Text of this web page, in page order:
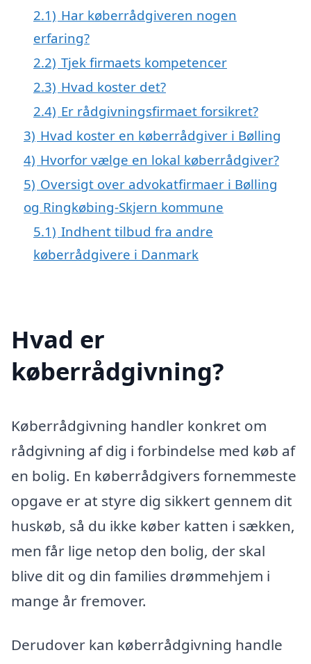
2.1) Har køberrådgiveren nogen
erfaring?
2.2) Tjek firmaets kompetencer
2.3) Hvad koster det?
2.4) Er rådgivningsfirmaet forsikret?
3) Hvad koster en køberrådgiver i Bølling
4) Hvorfor vælge en lokal køberrådgiver?
5) Oversigt over advokatfirmaer i Bølling
og Ringkøbing-Skjern kommune
5.1) Indhent tilbud fra andre
køberrådgivere i Danmark
Hvad er
køberrådgivning?
Køberrådgivning handler konkret om
rådgivning af dig i forbindelse med køb af
en bolig. En køberrådgivers fornemmeste
opgave er at styre dig sikkert gennem dit
huskøb, så du ikke køber katten i sækken,
men får lige netop den bolig, der skal
blive dit og din families drømmehjem i
mange år fremover.
Derudover kan køberrådgivning handle